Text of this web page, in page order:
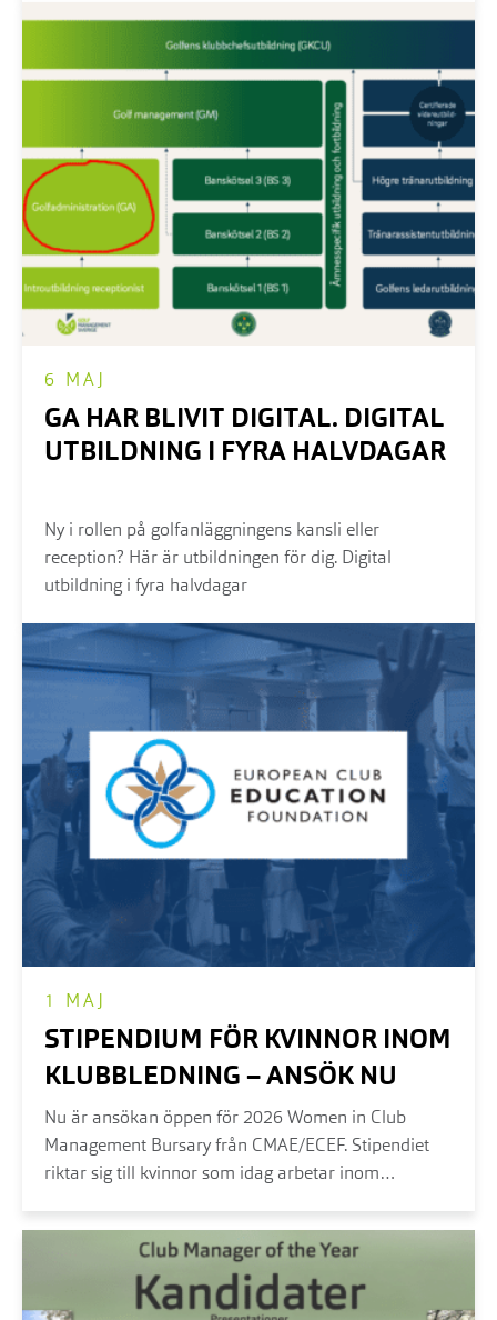
GA HAR BLIVIT DIGITAL. DIGITAL
UTBILDNING I FYRA HALVDAGAR
6 MAJ
Ny i rollen på golfanläggningens kansli eller
reception? Här är utbildningen för dig. Digital
utbildning i fyra halvdagar
STIPENDIUM FÖR KVINNOR INOM
KLUBBLEDNING – ANSÖK NU
1 MAJ
Nu är ansökan öppen för 2026 Women in Club
Management Bursary från CMAE/ECEF. Stipendiet
riktar sig till kvinnor som idag arbetar inom